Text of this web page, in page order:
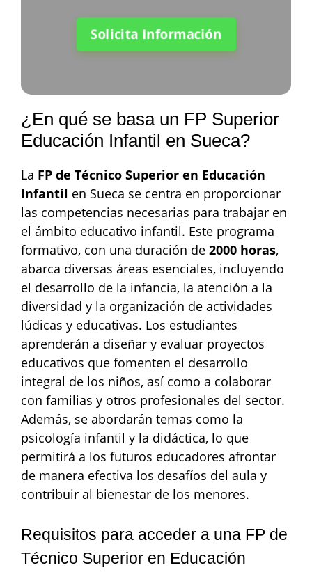
Solicita Información
¿En qué se basa un FP Superior
Educación Infantil en Sueca?
La FP de Técnico Superior en Educación
Infantil en Sueca se centra en proporcionar
las competencias necesarias para trabajar en
el ámbito educativo infantil. Este programa
formativo, con una duración de 2000 horas,
abarca diversas áreas esenciales, incluyendo
el desarrollo de la infancia, la atención a la
diversidad y la organización de actividades
lúdicas y educativas. Los estudiantes
aprenderán a diseñar y evaluar proyectos
educativos que fomenten el desarrollo
integral de los niños, así como a colaborar
con familias y otros profesionales del sector.
Además, se abordarán temas como la
psicología infantil y la didáctica, lo que
permitirá a los futuros educadores afrontar
de manera efectiva los desafíos del aula y
contribuir al bienestar de los menores.
Requisitos para acceder a una FP de
Técnico Superior en Educación